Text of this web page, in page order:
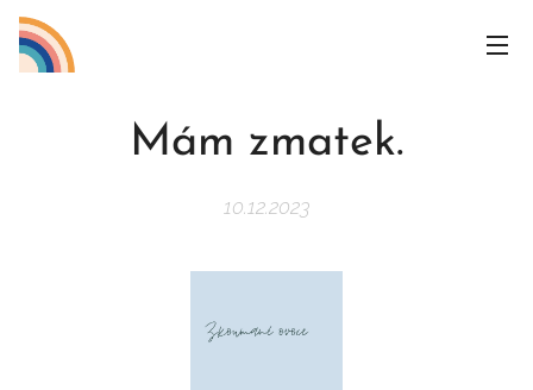
Mám zmatek.
10.12.2023